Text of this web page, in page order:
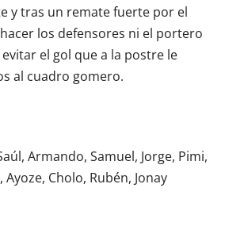
y tras un remate fuerte por el
los defensores ni el portero
el gol que a la postre le
al cuadro gomero.
Armando, Samuel, Jorge, Pimi,
Ayoze, Cholo, Rubén, Jonay